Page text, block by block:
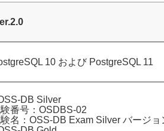
10 および PostgreSQL 11
DB Silver
番号：OSDBS-02
名：OSS-DB Exam Silver バージョ